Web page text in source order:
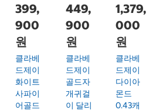
399,
900
원
클라베
드제이
화이트
사파이
어골드
449,
900
원
클라베
드제이
골드자
개귀걸
이 달리
1,379,
000
원
클라베
드제이
다이아
몬드
0.43캐